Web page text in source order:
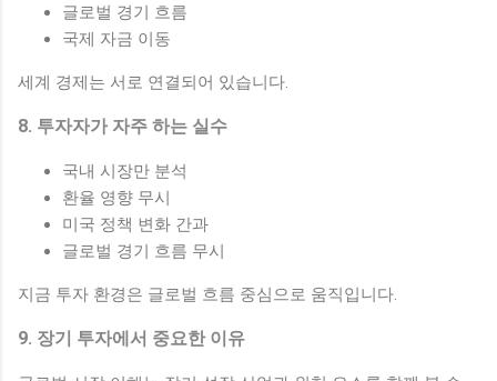
글로벌 경기 흐름
국제 자금 이동
세계 경제는 서로 연결되어 있습니다.
8. 투자자가 자주 하는 실수
국내 시장만 분석
환율 영향 무시
미국 정책 변화 간과
글로벌 경기 흐름 무시
지금 투자 환경은 글로벌 흐름 중심으로 움직입니다.
9. 장기 투자에서 중요한 이유